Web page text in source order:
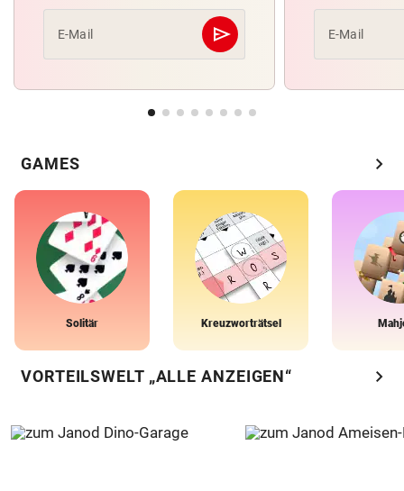
E-Mail send
Abschicken E-Mail
GAMES chevron_right
Solitär Kreuzworträtsel
VORTEILSWELT „ALLE ANZEIGEN“ chevron_right